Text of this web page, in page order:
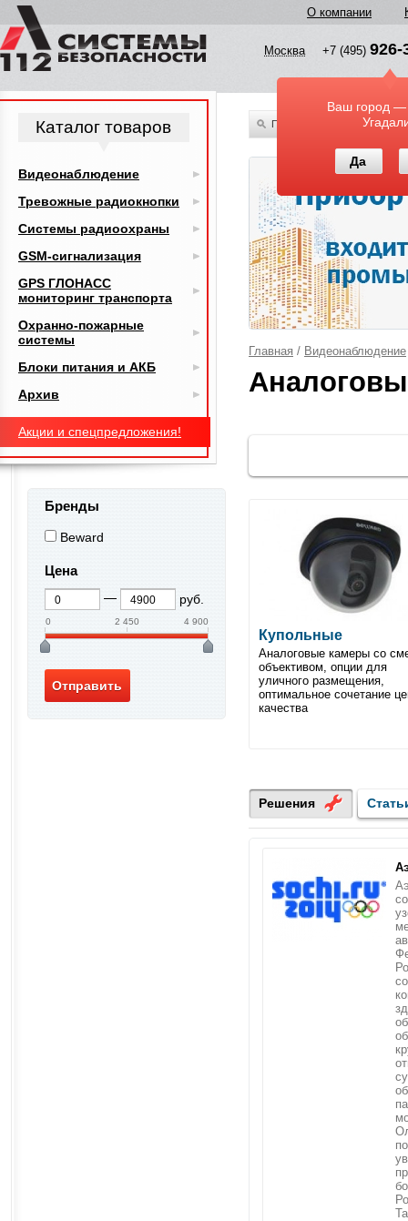
О компании
Москва +7 (495) 926-
Ваш город —
Да
По всему каталогу
Главная / Видеонаблюдение
Купольные
Аналоговые камеры со
объективом, опции для
уличного размещения,
оптимальное сочетание
качества
Решения
Каталог товаров
Видеонаблюдение
Тревожные радиокнопки
Системы радиоохраны
GSM-сигнализация
GPS ГЛОНАСС
мониторинг транспорта
Охранно-пожарные
системы
Блоки питания и АКБ
Архив
Акции и спецпредложения!
Бренды
Beward
Цена
руб.
0 2 450 4 900